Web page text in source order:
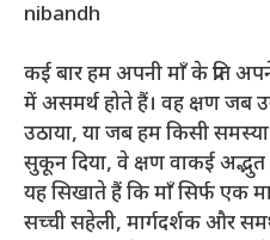
nibandh
कई बार हम अपनी माँ के प्रति
में असमर्थ होते हैं। वह क्षण जब
उठाया, या जब हम किसी
सुकून दिया, वे क्षण वाकई
यह सिखाते हैं कि माँ सिर्फ एक
सच्ची सहेली, मार्गदर्शक और